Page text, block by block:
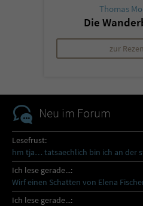
Thomas
Die
zur
Neu im Forum
Lesefrust:
hm tja… tatsaechlich bin ich an der
Ich lese gerade...:
Wirf einen Schatten von Elena
Ich lese gerade...: